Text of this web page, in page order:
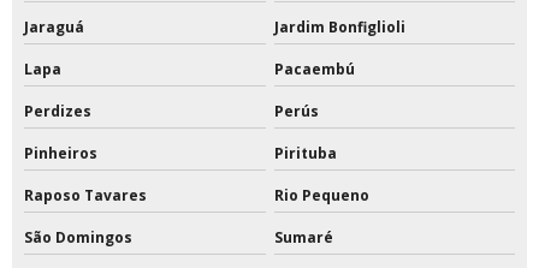
Tabela de basquete oficial a venda
Tabela de basquete oficial acrílico
Tabela de basquete oficial com suporte
Tabela de basquete oficial de acrílico preço
Jaraguá Jardim Bonfiglioli
Lapa Pacaembú
Perdizes Perús
Pinheiros Pirituba
Raposo Tavares Rio Pequeno
São Domingos Sumaré